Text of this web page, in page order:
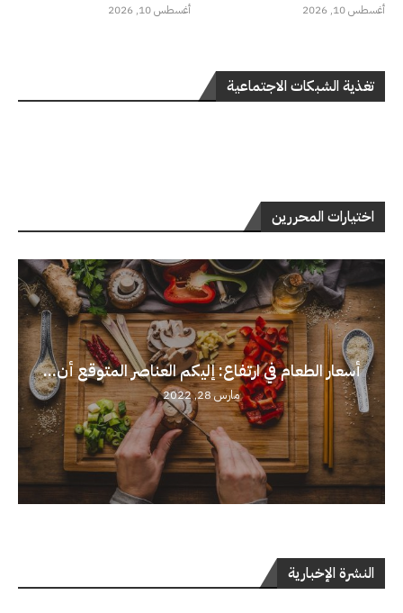
أغسطس 10, 2026 أغسطس 10, 2026
تغذية الشبكات الاجتماعية
اختيارات المحررين
أسعار الطعام في ارتفاع: إليكم العناصر المتوقع أن...
مارس 28, 2022
النشرة الإخبارية